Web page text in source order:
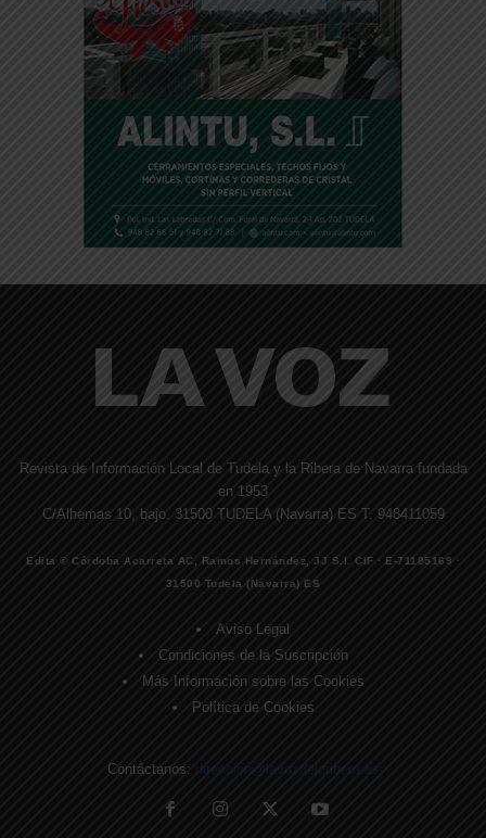
Revista de Información Local de Tudela y la Ribera de Navarra fundada
en 1953
C/Alhemas 10, bajo. 31500 TUDELA (Navarra) ES T. 948411059
Edita © Córdoba Acarreta AC, Ramos Hernández, JJ S.I. CIF · E-71185169 ·
31500 Tudela (Navarra) ES
Aviso Legal
Condiciones de la Suscripción
Más Información sobre las Cookies
Política de Cookies
Contáctanos: direccion@lavozdelaribera.es